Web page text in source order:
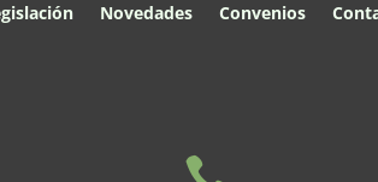
Novedades Convenios